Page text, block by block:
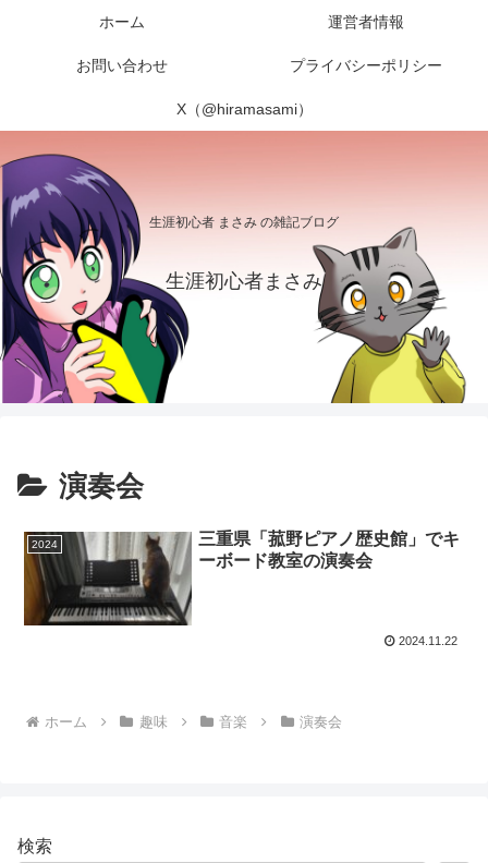
生涯初心者 まさみ の雑記ブログ
生涯初心者まさみ
ホーム 運営者情報
お問い合わせ プライバシーポリシー
X（@hiramasami）
演奏会
2024
三重県「菰野ピアノ歴史館」でキ
ーボード教室の演奏会
2024.11.22
ホーム 趣味 音楽 演奏会
検索